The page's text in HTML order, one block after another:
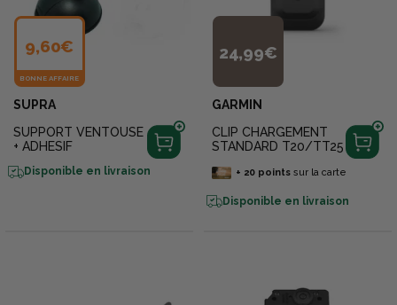
9,60€
BONNE AFFAIRE
SUPRA
SUPPORT VENTOUSE
+ ADHESIF
Disponible en livraison
24,99€
GARMIN
CLIP CHARGEMENT
STANDARD T20/TT25
+ 20pointssur la carte
Disponible en livraison